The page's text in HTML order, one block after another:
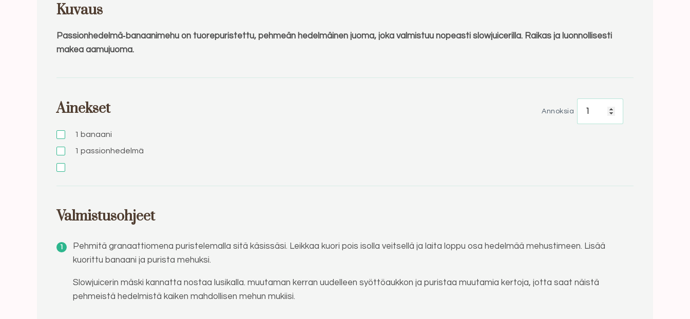
Kuvaus
Passionhedelmä‑banaanimehu on tuorepuristettu, pehmeän hedelmäinen juoma, joka valmistuu nopeasti slowjuicerilla. Raikas ja luonnollisesti
makea aamujuoma.
Ainekset Annoksia
1 banaani
1 passionhedelmä
Valmistusohjeet
Pehmitä granaattiomena puristelemalla sitä käsissäsi. Leikkaa kuori pois isolla veitsellä ja laita loppu osa hedelmää mehustimeen. Lisää
kuorittu banaani ja purista mehuksi.
Slowjuicerin mäski kannatta nostaa lusikalla. muutaman kerran uudelleen syöttöaukkon ja puristaa muutamia kertoja, jotta saat näistä
pehmeistä hedelmistä kaiken mahdollisen mehun mukiisi.